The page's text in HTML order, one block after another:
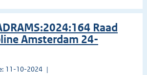
Raad
Amsterdam 24-
11-10-2024